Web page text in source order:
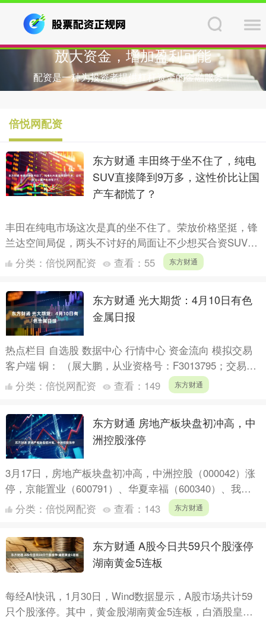
放大资金，增加盈利可能
配资是一种为投资者提供杠杆资金的金融服务！
倍悦网配资
东方财通 丰田终于坐不住了，纯电
SUV直接降到9万多，这性价比让国
产车都慌了？
丰田在纯电市场这次是真的坐不住了。荣放价格坚挺，锋
兰达空间局促，两头不讨好的局面让不少想买合资SUV的
消费者犯了难。而铂智3X的登场，直接把丰田纯电SUV拉
分类： 倍悦网配资 查看： 55 东方财通
东方财通 光大期货：4月10日有色
金属日报
热点栏目 自选股 数据中心 行情中心 资金流向 模拟交易
客户端 铜： （展大鹏，从业资格号：F3013795；交易咨
询资格号：Z0013582） 隔夜内外铜价....
分类： 倍悦网配资 查看： 149 东方财通
东方财通 房地产板块盘初冲高，中
洲控股涨停
3月17日，房地产板块盘初冲高，中洲控股（000042）涨
停，京能置业（600791）、华夏幸福（600340）、我爱
我家（000560）、北辰实业（60158....
分类： 倍悦网配资 查看： 143 东方财通
东方财通 A股今日共59只个股涨停
湖南黄金5连板
每经AI快讯，1月30日，Wind数据显示，A股市场共计59
只个股涨停。其中，黄金股湖南黄金5连板，白酒股皇台